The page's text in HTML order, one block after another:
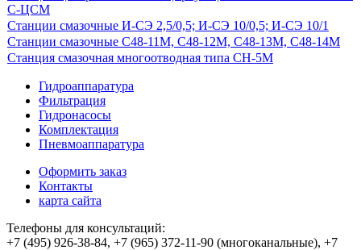
С-ЦСМ
Станции смазочные И-СЭ 2,5/0,5; И-СЭ 10/0,5; И-СЭ 10/1
Станции смазочные С48-11М, С48-12М, С48-13М, С48-14М
Станция смазочная многоотводная типа СН-5М
Гидроаппаратура
Фильтрация
Гидронасосы
Комплектация
Пневмоаппаратура
Оформить заказ
Контакты
карта сайта
Телефоны для консультаций:
+7 (495) 926-38-84, +7 (965) 372-11-90 (многоканальные), +7